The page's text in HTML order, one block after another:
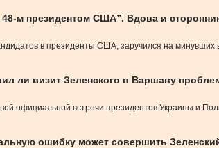
м президентом США”. Вдова и
в президенты США, заручился на минувших
ли визит Зеленского в Варшаву
официальной встречи президентов Украины и
ошибку может совершить